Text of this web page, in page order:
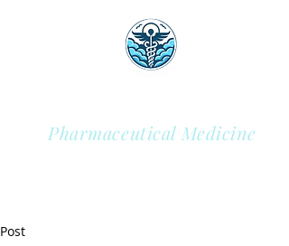
Pharmaceutical Medicine
Post